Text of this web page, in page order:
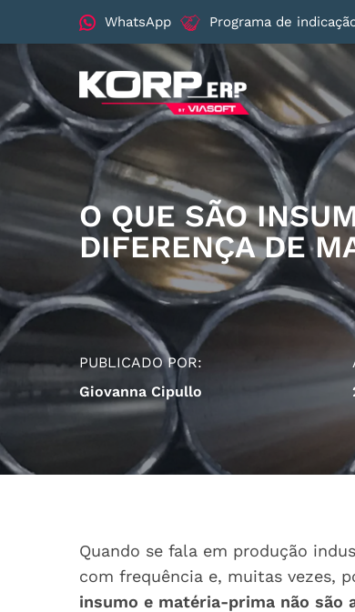
WhatsApp Programa de
O QUE SÃO
DIFERENÇA DE
PUBLICADO POR:
Giovanna Cipullo
Quando se fala em produção
com frequência e, muitas vezes,
insumo e matéria-prima não são